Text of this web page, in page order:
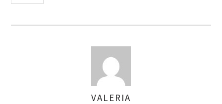
VALERIA